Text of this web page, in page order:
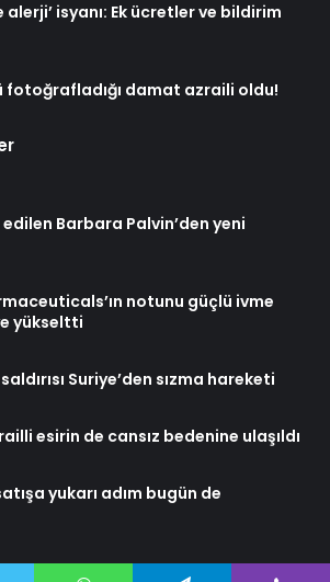
isyanı: Ek ücretler ve bildirim
fotoğrafladığı damat azraili oldu!
edilen Barbara Palvin’den yeni
notunu güçlü ivme
yükseltti
Suriye’den sızma hareketi
esirin de cansız bedenine ulaşıldı
yukarı adım bugün de